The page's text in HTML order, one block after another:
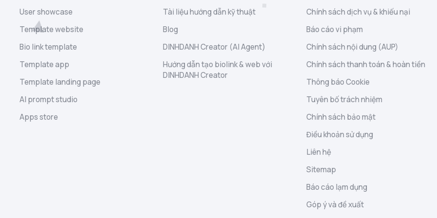
User showcase
Template website
Bio link template
Template app
Template landing page
AI prompt studio
Apps store
Tài liệu hướng dẫn kỹ thuật
Blog
DINHDANH Creator (AI Agent)
Hướng dẫn tạo biolink & web với
DINHDANH Creator
Chính sách dịch vụ & khiếu nại
Báo cáo vi phạm
Chính sách nội dung (AUP)
Chính sách thanh toán & hoàn tiền
Thông báo Cookie
Tuyên bố trách nhiệm
Chính sách bảo mật
Điều khoản sử dụng
Liên hệ
Sitemap
Báo cáo lạm dụng
Góp ý và đề xuất